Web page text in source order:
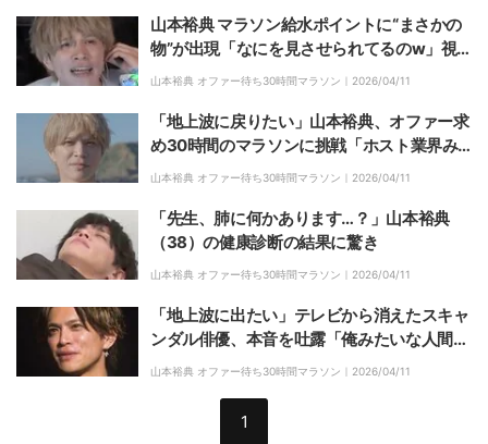
山本裕典 マラソン給水ポイントに“まさかの
物”が出現「なにを見させられてるのw」視
聴者も驚き
山本裕典 オファー待ち30時間マラソン｜ 2026/04/11
「地上波に戻りたい」山本裕典、オファー求
め30時間のマラソンに挑戦「ホスト業界み
んな応援してる」軍神らがエール
山本裕典 オファー待ち30時間マラソン｜ 2026/04/11
「先生、肺に何かあります…？」山本裕典
（38）の健康診断の結果に驚き
山本裕典 オファー待ち30時間マラソン｜ 2026/04/11
「地上波に出たい」テレビから消えたスキャ
ンダル俳優、本音を吐露「俺みたいな人間
が…」30時間マラソンで好感度アップに挑戦
山本裕典 オファー待ち30時間マラソン｜ 2026/04/11
1